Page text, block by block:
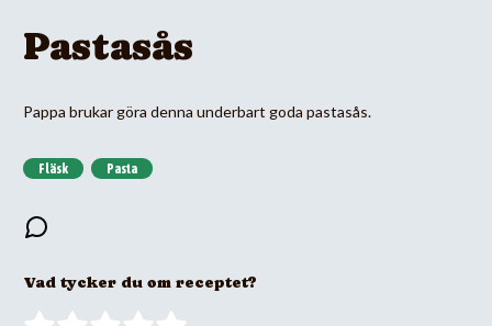
Pastasås
Pappa brukar göra denna underbart goda pastasås.
Fläsk Pasta
Vad tycker du om receptet?